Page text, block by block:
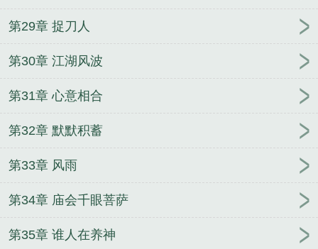
第29章 捉刀人
第30章 江湖风波
第31章 心意相合
第32章 默默积蓄
第33章 风雨
第34章 庙会千眼菩萨
第35章 谁人在养神